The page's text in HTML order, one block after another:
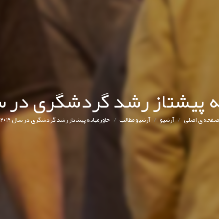
پیشتاز رشد گردشگری درصفحه ی اصلی /آرشیو/آرشیو مطالب/ خاورمیانه پیشتاز رشد گردشگری در سال ۲۰۱۹